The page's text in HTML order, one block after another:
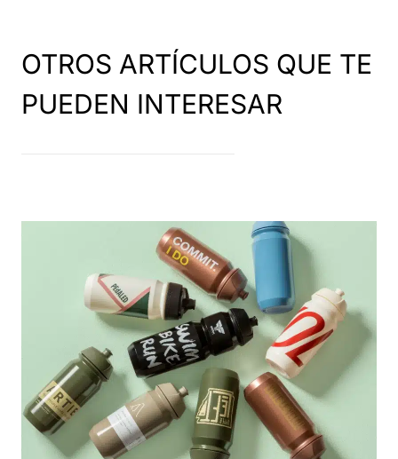
OTROS ARTÍCULOS QUE TE
PUEDEN INTERESAR